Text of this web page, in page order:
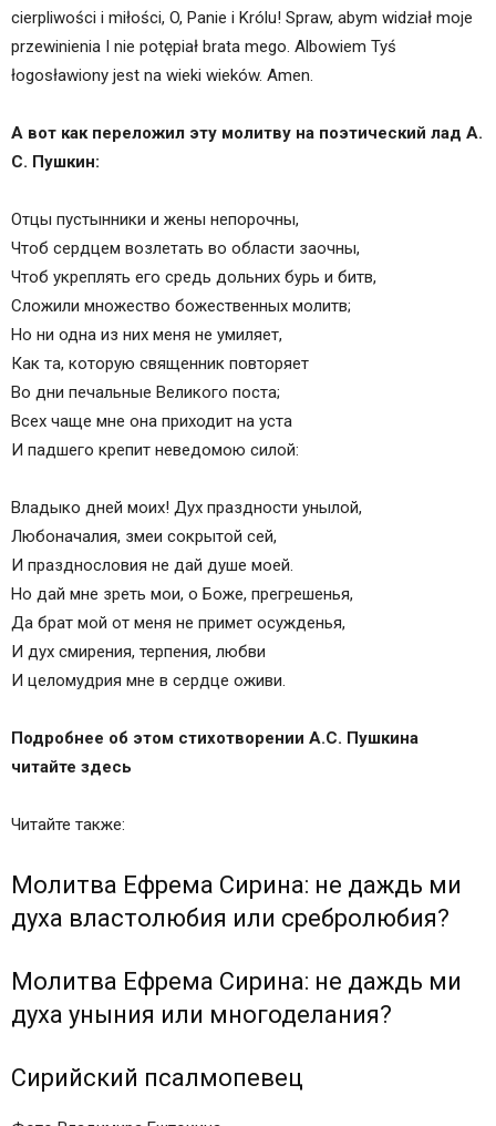
cierpliwości i miłości, O, Panie i Królu! Spraw, abym widział moje
przewinienia I nie potępiał brata mego. Albowiem Tyś
łogosławiony jest na wieki wieków. Amen.
А вот как переложил эту молитву на поэтический лад А.
С. Пушкин:
Отцы пустынники и жены непорочны,
Чтоб сердцем возлетать во области заочны,
Чтоб укреплять его средь дольних бурь и битв,
Сложили множество божественных молитв;
Но ни одна из них меня не умиляет,
Как та, которую священник повторяет
Во дни печальные Великого поста;
Всех чаще мне она приходит на уста
И падшего крепит неведомою силой:
Владыко дней моих! Дух праздности унылой,
Любоначалия, змеи сокрытой сей,
И празднословия не дай душе моей.
Но дай мне зреть мои, о Боже, прегрешенья,
Да брат мой от меня не примет осужденья,
И дух смирения, терпения, любви
И целомудрия мне в сердце оживи.
Подробнее об этом стихотворении А.С. Пушкина
читайте здесь
Читайте также:
Молитва Ефрема Сирина: не даждь ми
духа властолюбия или сребролюбия?
Молитва Ефрема Сирина: не даждь ми
духа уныния или многоделания?
Сирийский псалмопевец